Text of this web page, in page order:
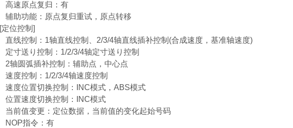
高速原点复归：有
辅助功能：原点复归重试，原点转移
[定位控制]
直线控制：1轴直线控制、2/3/4轴直线插补控制(合成速度，基准轴速度)
定寸送り控制：1/2/3/4轴定寸送り控制
2轴圆弧插补控制：辅助点，中心点
速度控制：1/2/3/4轴速度控制
速度位置切换控制：INC模式，ABS模式
位置速度切换控制：INC模式
当前值变更：定位数据，当前值的变化起始号码
NOP指令：有